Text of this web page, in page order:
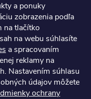
a ponuky
zobrazenia podľa
na tlačítko
na webu súhlasíte
a spracovaním
reklamy na
Nastavením súhlasu
údajov môžete
ochrany
394